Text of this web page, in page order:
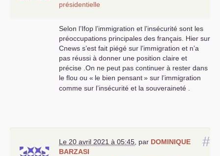
présidentielle
Selon l’Ifop l’immigration et l’insécurité sont les
préoccupations principales des français. Hier sur
Cnews s’est fait piégé sur l’immigration et n’a
pas réussi à donner une position claire et
précise .On ne peut pas continuer à rester dans
le flou ou « le bien pensant» sur l’immigration
comme sur l’insécurité et la souveraineté .
#
Le 20 avril 2021 à 05:45 par DOMINIQUE
BARZASI